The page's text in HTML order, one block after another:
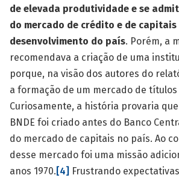
de elevada produtividade e se
do mercado de crédito e de capitais
desenvolvimento do país. Porém, a
recomendava a criação de uma
porque, na visão dos autores do
a formação de um mercado de
Curiosamente, a história provaria
BNDE foi criado antes do Banco
do mercado de capitais no país. Ao
desse mercado foi uma missão
anos 1970. [4] Frustrando